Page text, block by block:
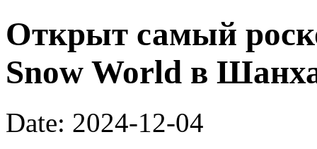
Открыт самый
Snow World в
Date: 2024-12-04